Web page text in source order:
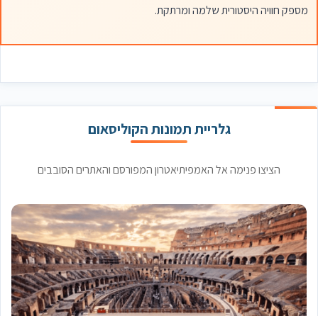
מספק חוויה היסטורית שלמה ומרתקת.
גלריית תמונות הקוליסאום
הציצו פנימה אל האמפיתיאטרון המפורסם והאתרים הסובבים